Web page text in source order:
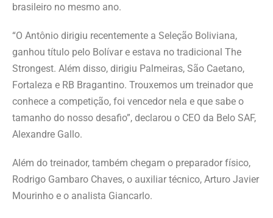
brasileiro no mesmo ano.
“O Antônio dirigiu recentemente a Seleção Boliviana,
ganhou título pelo Bolívar e estava no tradicional The
Strongest. Além disso, dirigiu Palmeiras, São Caetano,
Fortaleza e RB Bragantino. Trouxemos um treinador que
conhece a competição, foi vencedor nela e que sabe o
tamanho do nosso desafio”, declarou o CEO da Belo SAF,
Alexandre Gallo.
Além do treinador, também chegam o preparador físico,
Rodrigo Gambaro Chaves, o auxiliar técnico, Arturo Javier
Mourinho e o analista Giancarlo.